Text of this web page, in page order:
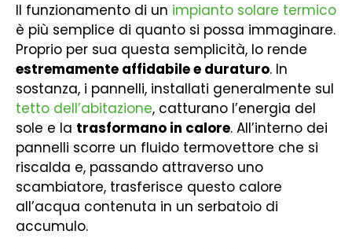
Il funzionamento di un impianto solare termico
è più semplice di quanto si possa immaginare.
Proprio per sua questa semplicità, lo rende
estremamente affidabile e duraturo. In
sostanza, i pannelli, installati generalmente sul
tetto dell’abitazione, catturano l’energia del
sole e la trasformano in calore. All’interno dei
pannelli scorre un fluido termovettore che si
riscalda e, passando attraverso uno
scambiatore, trasferisce questo calore
all’acqua contenuta in un serbatoio di
accumulo.